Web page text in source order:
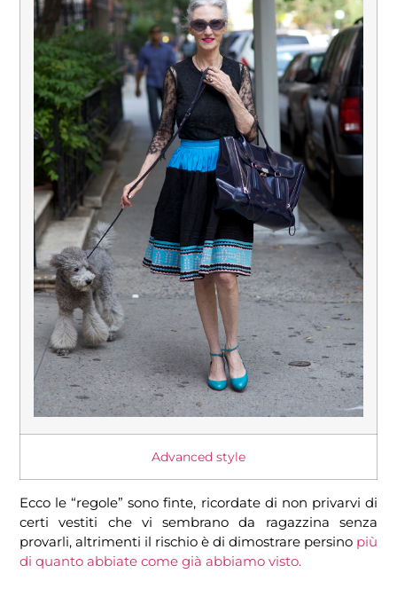
Advanced style
Ecco le “regole” sono finte, ricordate di non privarvi di
certi vestiti che vi sembrano da ragazzina senza
provarli, altrimenti il rischio è di dimostrare persino più
di quanto abbiate come già abbiamo visto.